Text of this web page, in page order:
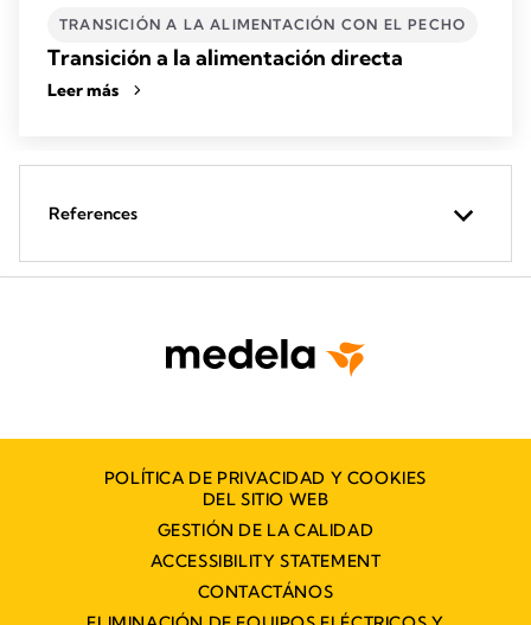
TRANSICIÓN A LA ALIMENTACIÓN CON EL PECHO
Transición a la alimentación directa
Leer más
References
POLÍTICA DE PRIVACIDAD Y COOKIES
DEL SITIO WEB
GESTIÓN DE LA CALIDAD
ACCESSIBILITY STATEMENT
CONTACTÁNOS